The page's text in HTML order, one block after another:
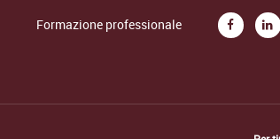
Formazione professionale